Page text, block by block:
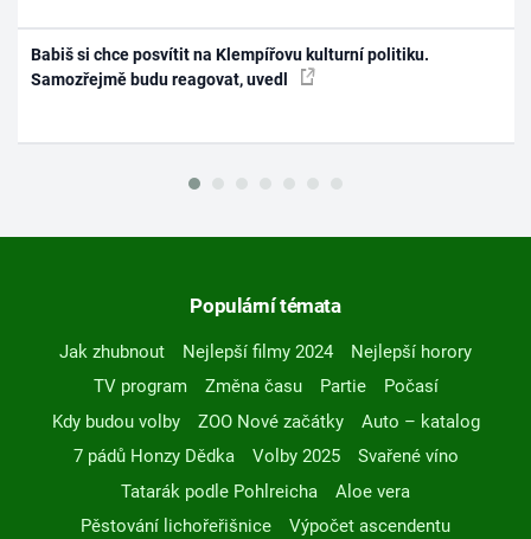
Babiš si chce posvítit na Klempířovu kulturní politiku.
Samozřejmě budu reagovat, uvedl
Populární témata
Jak zhubnout Nejlepší filmy 2024
Nejlepší horory
TV program
Změna času Partie
Počasí
Kdy budou volby
ZOO Nové začátky
Auto – katalog
7 pádů Honzy Dědka
Volby 2025
Svařené víno
Tatarák podle Pohlreicha
Aloe vera
Pěstování lichořeřišnice
Výpočet ascendentu